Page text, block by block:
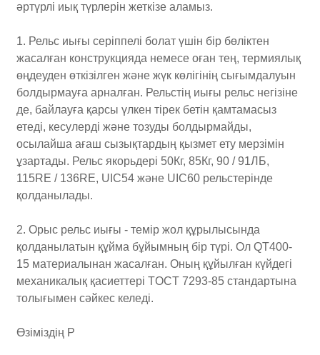
әртүрлі иық түрлерін жеткізе аламыз.
1. Рельс иығы серіппелі болат үшін бір бөліктен
жасалған конструкцияда немесе оған тең, термиялық
өңдеуден өткізілген және жүк көлігінің сығымдалуын
болдырмауға арналған. Рельстің иығы рельс негізіне
де, байлауға қарсы үлкен тірек бетін қамтамасыз
етеді, кесулерді және тозуды болдырмайды,
осылайша ағаш сызықтардың қызмет ету мерзімін
ұзартады. Рельс якорьдері 50Кг, 85Кг, 90 / 91ЛБ,
115RE / 136RE, UIC54 және UIC60 рельстерінде
қолданылады.
2. Орыс рельс иығы - темір жол құрылысында
қолданылатын құйма бұйымның бір түрі. Ол QT400-
15 материалынан жасалған. Оның құйылған күйдегі
механикалық қасиеттері TOCT 7293-85 стандартына
толығымен сәйкес келеді.
Өзіміздің Р